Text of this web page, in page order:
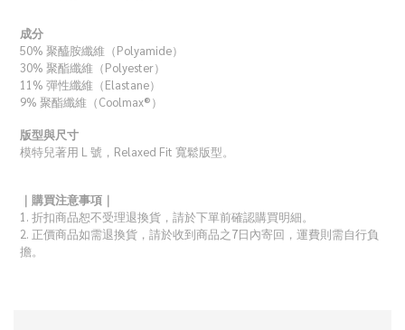
成分
50% 聚醯胺纖維（Polyamide）
30% 聚酯纖維（Polyester）
11% 彈性纖維（Elastane）
9% 聚酯纖維（Coolmax®）
版型與尺寸
模特兒著用 L 號，Relaxed Fit 寬鬆版型。
｜購買注意事項｜
1. 折扣商品恕不受理退換貨，請於下單前確認購買明細。
2. 正價商品如需退換貨，請於收到商品之7日內寄回，運費則需自行負
擔。